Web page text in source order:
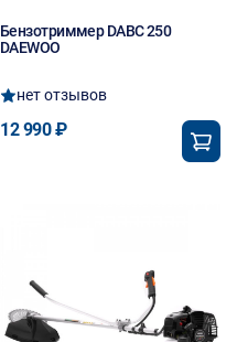
Бензотриммер DABC 250
DAEWOO
нет отзывов
12 990 ₽